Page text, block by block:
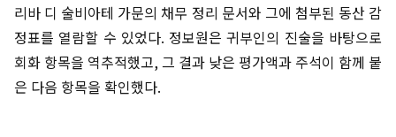
리바 디 술비아테 가문의 채무 정리 문서와 그에 첨부된 동산 감
정표를 열람할 수 있었다. 정보원은 귀부인의 진술을 바탕으로
회화 항목을 역추적했고, 그 결과 낮은 평가액과 주석이 함께 붙
은 다음 항목을 확인했다.